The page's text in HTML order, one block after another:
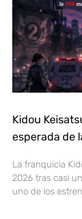
Kidou
esperada de
La franquicia
2026 tras casi
uno de los